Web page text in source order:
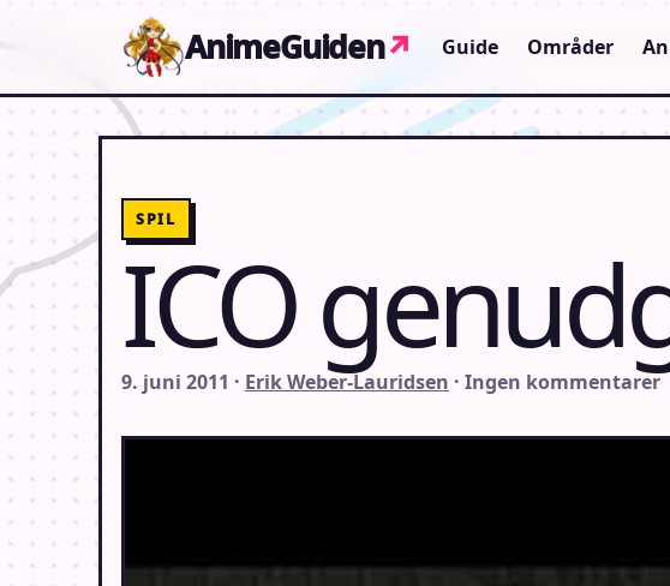
AnimeGuiden↗ Guide Områder
SPIL
ICO
9. juni 2011 · Erik Weber-Lauridsen · Ingen kommentarer